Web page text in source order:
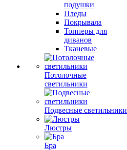
подушки
Пледы
Покрывала
Топперы для
диванов
Тканевые
Потолочные
светильники
Подвесные светильники
Люстры
Бра